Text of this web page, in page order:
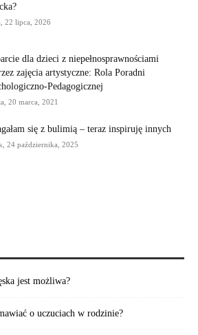
22 lipca, 2026
dla dzieci z niepełnosprawnościami
zajęcia artystyczne: Rola Poradni
Pedagogicznej
20 marca, 2021
się z bulimią – teraz inspiruję innych
24 października, 2025
jest możliwa?
o uczuciach w rodzinie?